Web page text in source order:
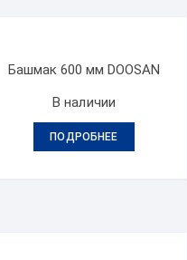
Башмак 600 мм DOOSAN
В наличии
ПОДРОБНЕЕ